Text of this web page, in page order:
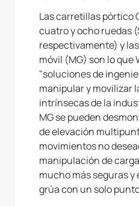
Las carretillas pórtico
cuatro y ocho ruedas
respectivamente) y
móvil (MG) son lo que
"soluciones de
manipular y movilizar
intrínsecas de la
MG se pueden
de elevación
movimientos no
manipulación de
mucho más seguras
grúa con un solo